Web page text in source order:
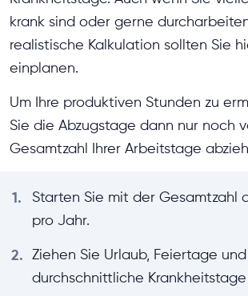
krank sind oder gerne
realistische Kalkulation sollten Sie
einplanen.
Um Ihre produktiven Stunden zu
Sie die Abzugstage dann nur noch
Gesamtzahl Ihrer Arbeitstage
1.
Starten Sie mit der Gesamtzahl
pro Jahr.
2. Ziehen Sie Urlaub, Feiertage und
durchschnittliche Krankheitstage